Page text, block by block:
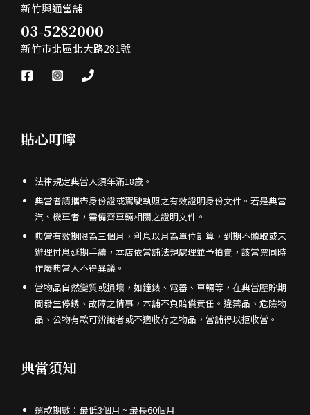
新竹興通當舖
03-5282000
新竹市北區北大路281號
貼心叮嚀
法律規定典當人須年滿18歲。
典當者請攜帶身份證或駕駛執照之有效證明身份文件。若是典當
汽、機車者，需備齊車輛相關之證明文件。
典當有效期限為三個月，利息以月為單位計算，到期不贖取或未
辦理付息延期手續，本店依當舖法規處理並予拍賣，該當票同時
作廢典當人不得異議。
當物品自然變質或損壞，如鐘錶、電器、車輛等，在典當壓貯期
間發生停銹、故障之情事，本舖不負賠償責任。違禁品、危險物
品、公物有款可辨識者或不適收存之物品，當舖得以拒收當。
典當須知
還款期數：最低3個月 ~ 最長60個月